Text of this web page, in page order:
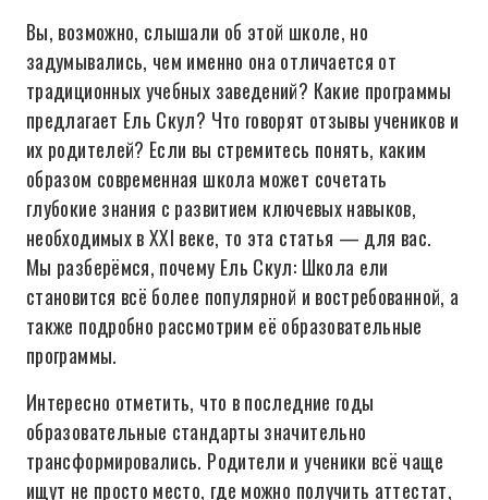
Вы, возможно, слышали об этой школе, но
задумывались, чем именно она отличается от
традиционных учебных заведений? Какие программы
предлагает Ель Скул? Что говорят отзывы учеников и
их родителей? Если вы стремитесь понять, каким
образом современная школа может сочетать
глубокие знания с развитием ключевых навыков,
необходимых в XXI веке, то эта статья — для вас.
Мы разберёмся, почему Ель Скул: Школа ели
становится всё более популярной и востребованной, а
также подробно рассмотрим её образовательные
программы.
Интересно отметить, что в последние годы
образовательные стандарты значительно
трансформировались. Родители и ученики всё чаще
ищут не просто место, где можно получить аттестат,